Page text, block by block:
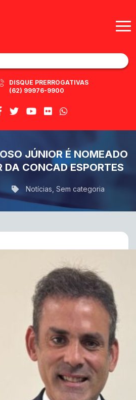
DISQUE PRERROGATIVAS
(62) 99976-9900
JÚNIOR É NOMEADO
DA CONCAD ESPORTES
Notícias Sem categoria